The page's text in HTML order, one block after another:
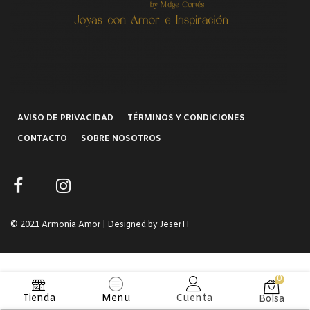
Tienda Menu Cuenta
0
Bolsa
AVISO DE PRIVACIDAD
TÉRMINOS Y CONDICIONES
CONTACTO
SOBRE NOSOTROS
© 2021 Armonia Amor | Designed by JeserIT